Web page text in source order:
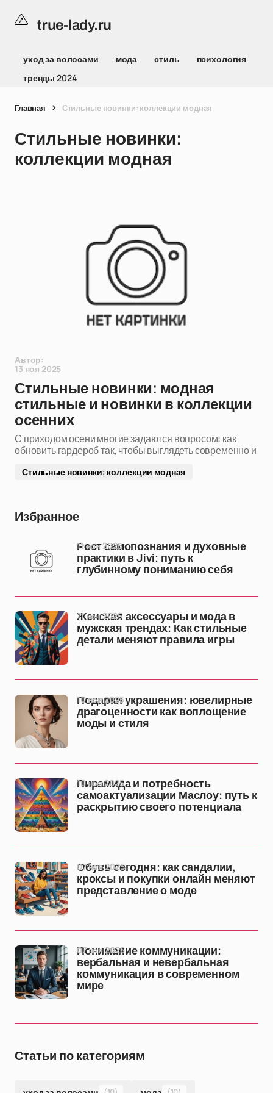
true-lady.ru
уход за волосами мода стиль
психология
тренды 2024
Главная Стильные новинки: коллекции модная
Стильные новинки:
коллекции модная
Автор:
13 ноя 2025
Стильные новинки: модная
стильные и новинки в коллекции
осенних
С приходом осени многие задаются вопросом: как
обновить гардероб так, чтобы выглядеть современно и
Стильные новинки: коллекции модная
Избранное
Рост самопознания и духовные
практики в Jivi: путь к
глубинному пониманию себя
11 ноя 2025
Женская аксессуары и мода в
мужская трендах: Как стильные
детали меняют правила игры
11 ноя 2025
Подарки украшения: ювелирные
драгоценности как воплощение
моды и стиля
10 ноя 2025
Пирамида и потребность
самоактуализации Маслоу: путь к
раскрытию своего потенциала
10 ноя 2025
Обувь сегодня: как сандалии,
кроксы и покупки онлайн меняют
представление о моде
07 ноя 2025
Понимание коммуникации:
вербальная и невербальная
коммуникация в современном
мире
07 ноя 2025
Статьи по категориям